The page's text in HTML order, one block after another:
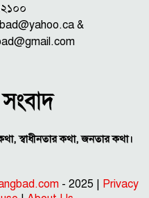
&
স্বাধীনতার কথা, জনতার কথা।
- 2025 | Privacy